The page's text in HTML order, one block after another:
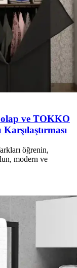
ve TOKKO
öğrenin,
modern ve